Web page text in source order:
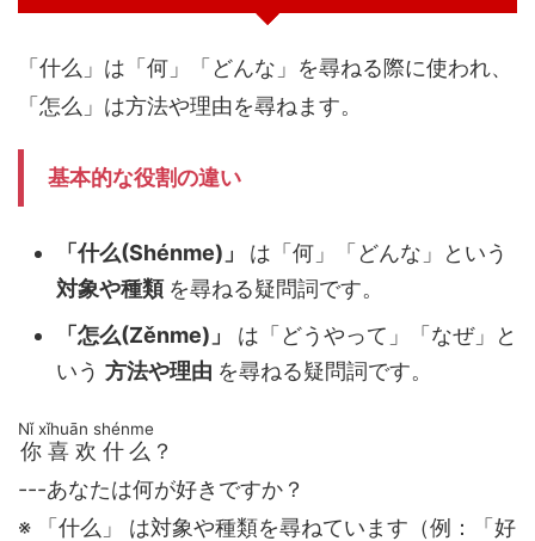
「什么」は「何」「どんな」を尋ねる際に使われ、
「怎么」は方法や理由を尋ねます。
基本的な役割の違い
「什么(Shénme)」 は「何」「どんな」という
対象や種類 を尋ねる疑問詞です。
「怎么(Zěnme)」
は「どうやって」「なぜ」と
いう 方法や理由 を尋ねる疑問詞です。
你喜欢什么
Nǐ xǐhuān shénme
？
---あなたは何が好きですか？
※ 「什么」 は対象や種類を尋ねています（例：「好